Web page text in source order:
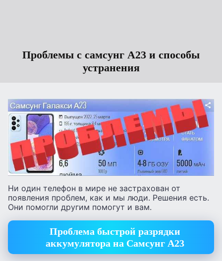
Проблемы с самсунг А23 и способы
устранения
Ни один телефон в мире не застрахован от
появления проблем, как и мы люди. Решения есть.
Они помогли другим помогут и вам.
Проблема быстрой разрядки
аккумулятора на Самсунг А23